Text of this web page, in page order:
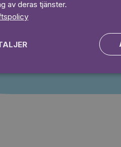
Kampanjen gäller nya
av deras tjänster.